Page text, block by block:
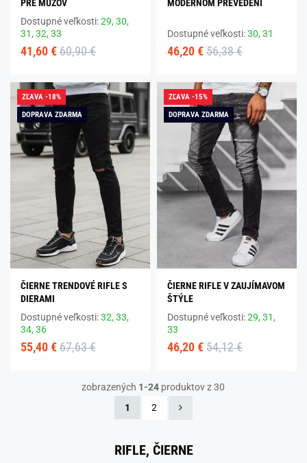
PRE MUŽOV
Dostupné veľkosti:29,30,
31,32,33
41,60 € 60,90 €
MODERNOM PREVEDENÍ
Dostupné veľkosti:30,31
46,20 € 56,38 €
ZĽAVA -18%
DOPRAVA ZDARMA
ČIERNE TRENDOVÉ RIFLE S
DIERAMI
Dostupné veľkosti:32,33,
34,36
55,40 € 67,63 €
ZĽAVA -15%
DOPRAVA ZDARMA
ČIERNE RIFLE V ZAUJÍMAVOM
ŠTÝLE
Dostupné veľkosti:29,31,
33
46,20 € 54,12 €
zobrazených 1-24 produktov z 30
1
2
RIFLE, ČIERNE